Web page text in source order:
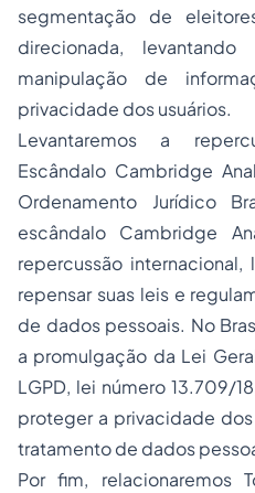
segmentação de
direcionada,
manipulação de
privacidade dos usuários.
Levantaremos a
Escândalo Cambridge
Ordenamento Jurídico
escândalo Cambridge
repercussão
repensar suas leis e
de dados pessoais. No
a promulgação da Lei
LGPD, lei número 13.709/
proteger a privacidade
tratamento de dados
Por fim, relacionaremos